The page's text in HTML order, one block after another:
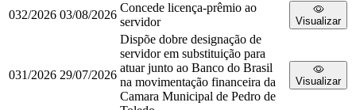
032/2026 03/08/2026
Concede licença-prêmio ao
servidor
Visualizar
031/2026 29/07/2026
Dispõe dobre designação de
servidor em substituição para
atuar junto ao Banco do Brasil
na movimentação financeira da
Camara Municipal de Pedro de
Visualizar